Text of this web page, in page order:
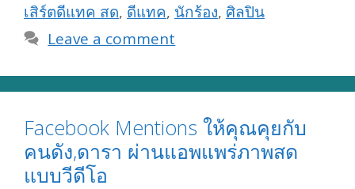
เสิร์ตดีแทค สด, ดีแทค, นักร้อง, ศิลปิน
Leave a comment
Facebook Mentions ให้คุณคุยกับ
คนดัง,ดารา ผ่านแอพแพร่ภาพสด
แบบวีดีโอ